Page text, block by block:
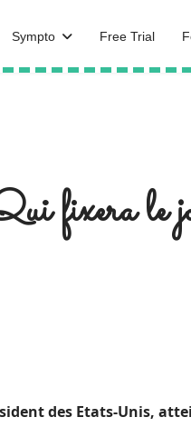
Sympto Free Trial
fixera le
des Etats-Unis,